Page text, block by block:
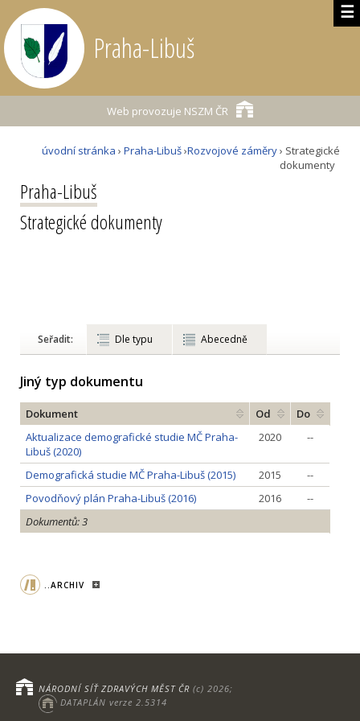
☰
Praha-Libuš
Web provozuje NSZM ČR
úvodní stránka › Praha-Libuš›Rozvojové záměry› Strategické
dokumenty
Praha-Libuš
Strategické dokumenty
Seřadit: Dle typu Abecedně
Jiný typ dokumentu
Dokument Od
Do
Aktualizace demografické studie MČ Praha-
Libuš (2020)
2020 --
Demografická studie MČ Praha-Libuš (2015) 2015
--
Povodňový plán Praha-Libuš (2016)
2016
--
Dokumentů: 3
..ARCHIV
NÁRODNÍ SÍŤ ZDRAVÝCH MĚST ČR (c) 2026;
DATAPLÁN verze 2.5314